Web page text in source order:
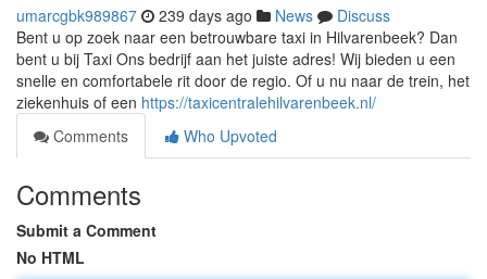
umarcgbk989867 239 days ago News
Discuss
Bent u op zoek naar een betrouwbare taxi in Hilvarenbeek? Dan
bent u bij Taxi Ons bedrijf aan het juiste adres! Wij bieden u een
snelle en comfortabele rit door de regio. Of u nu naar de trein, het
ziekenhuis of een https://taxicentralehilvarenbeek.nl/
Comments
Who Upvoted
Comments
Submit a Comment
No HTML